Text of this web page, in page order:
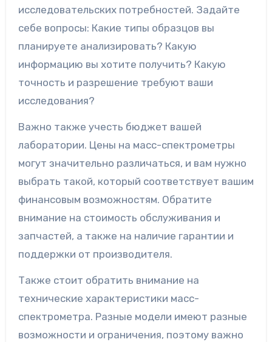
исследовательских потребностей. Задайте
себе вопросы: Какие типы образцов вы
планируете анализировать? Какую
информацию вы хотите получить? Какую
точность и разрешение требуют ваши
исследования?
Важно также учесть бюджет вашей
лаборатории. Цены на масс-спектрометры
могут значительно различаться, и вам нужно
выбрать такой, который соответствует вашим
финансовым возможностям. Обратите
внимание на стоимость обслуживания и
запчастей, а также на наличие гарантии и
поддержки от производителя.
Также стоит обратить внимание на
технические характеристики масс-
спектрометра. Разные модели имеют разные
возможности и ограничения, поэтому важно